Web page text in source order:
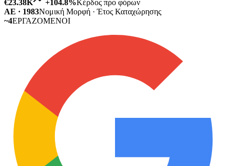
€23.38K
+104.8%Κέρδος προ φόρων
ΑΕ · 1983Νομική Μορφή · Έτος Καταχώρησης
~4ΕΡΓΑΖΟΜΕΝΟΙ